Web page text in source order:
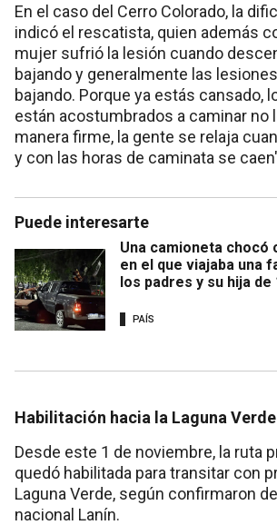
En el caso del Cerro Colorado, la
indicó el rescatista, quien además
mujer sufrió la lesión cuando
bajando y generalmente las
bajando. Porque ya estás cansado,
están acostumbrados a caminar no
manera firme, la gente se relaja
y con las horas de caminata se
Puede interesarte
Una camioneta chocó
en el que viajaba una
los padres y su hija
PAÍS
Habilitación hacia la Laguna Verde
Desde este 1 de noviembre, la ruta
quedó habilitada para transitar con
Laguna Verde, según confirmaron
nacional Lanín.